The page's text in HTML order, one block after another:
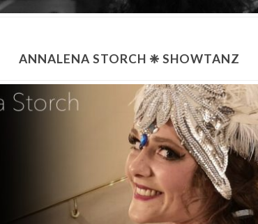
ANNALENA STORCH ❈ SHOWTANZ